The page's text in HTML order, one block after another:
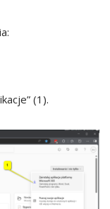
(1).